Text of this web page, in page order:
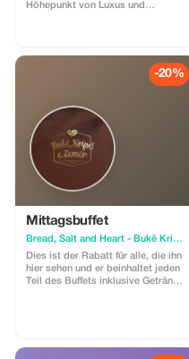
Höhepunkt von Luxus und
-20%
Mittagsbuffet
Bread, Salt and Heart - Bukë Kripë e Zemër
Dies ist der Rabatt für alle, die ihn
hier sehen und er beinhaltet jeden
Teil des Buffets inklusive Getränke